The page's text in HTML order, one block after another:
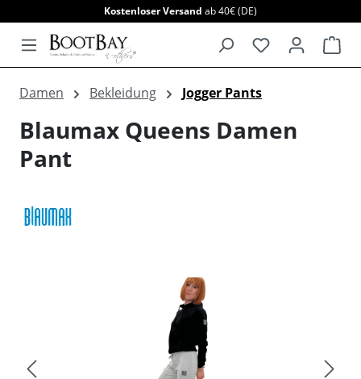
Kostenloser Versand ab 40€ (DE)
Damen Bekleidung Jogger Pants
Blaumax Queens Damen
Pant